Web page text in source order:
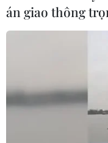
Ninh
Canh tác biển -
kinh tế biển Việt Nam
07/08/2026 08:14
án giao thông